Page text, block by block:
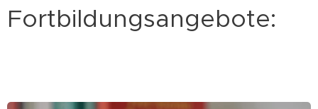
Fortbildungsangebote: